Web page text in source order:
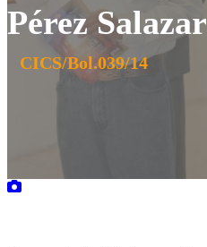
Pérez Salazar
CICS/Bol.039/14